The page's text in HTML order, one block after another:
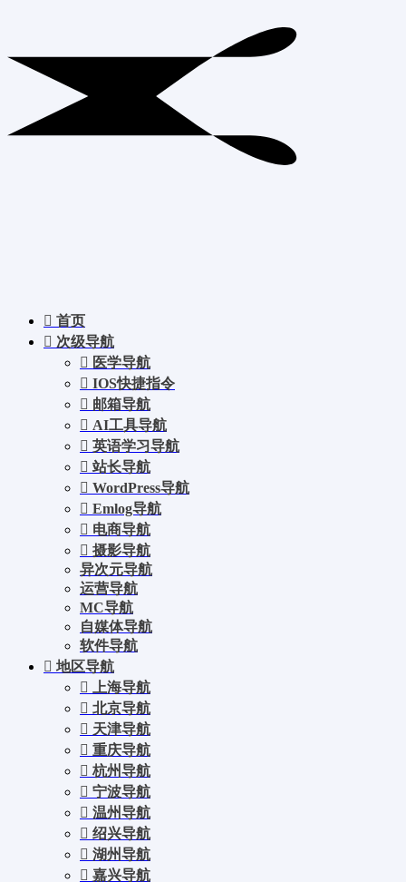
首页
次级导航
医学导航
IOS快捷指令
邮箱导航
AI工具导航
英语学习导航
站长导航
WordPress导航
Emlog导航
电商导航
摄影导航
异次元导航
运营导航
MC导航
自媒体导航
软件导航
地区导航
上海导航
北京导航
天津导航
重庆导航
杭州导航
宁波导航
温州导航
绍兴导航
湖州导航
嘉兴导航